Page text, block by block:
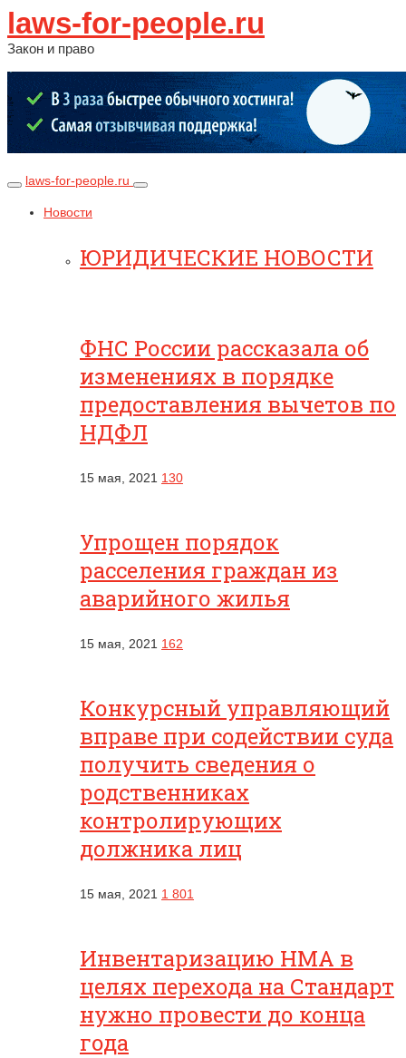
laws-for-people.ru
Закон и право
laws-for-people.ru
Новости
ЮРИДИЧЕСКИЕ НОВОСТИ
ФНС России рассказала об
изменениях в порядке
предоставления вычетов по
НДФЛ
15 мая, 2021 130
Упрощен порядок
расселения граждан из
аварийного жилья
15 мая, 2021 162
Конкурсный управляющий
вправе при содействии суда
получить сведения о
родственниках
контролирующих
должника лиц
15 мая, 2021 1 801
Инвентаризацию НМА в
целях перехода на Стандарт
нужно провести до конца
года